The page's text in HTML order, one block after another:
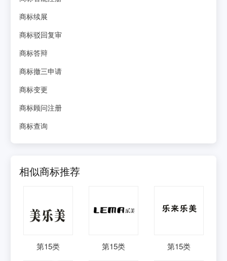
商标续展
商标驳回复审
商标答辩
商标撤三申请
商标变更
商标顾问注册
商标查询
相似商标推荐
第15类 第15类 第15类